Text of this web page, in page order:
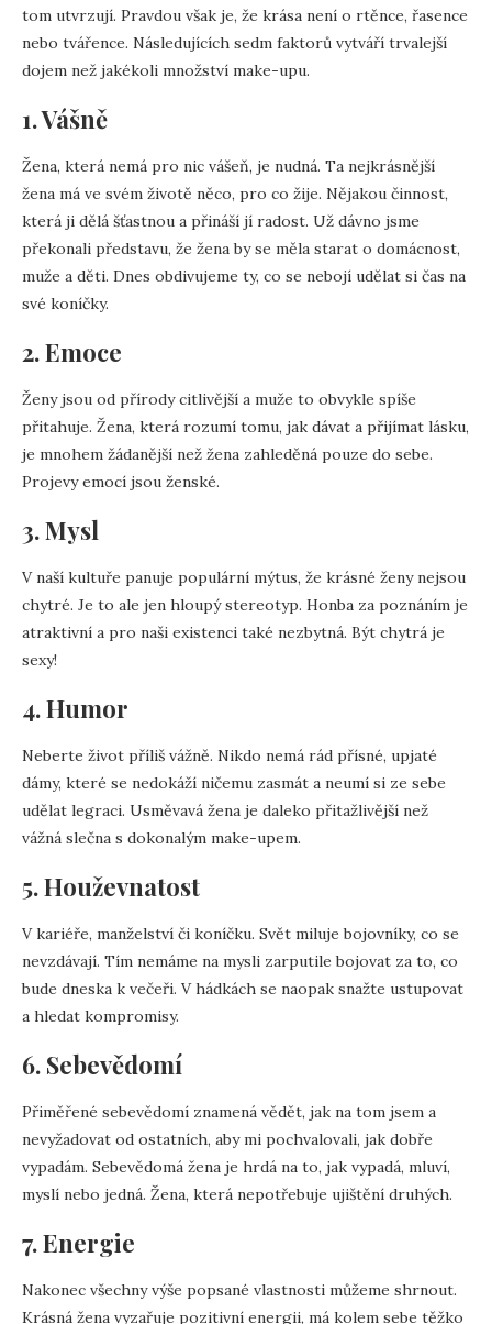
tom utvrzují. Pravdou však je, že krása není o rtěnce, řasence
nebo tvářence. Následujících sedm faktorů vytváří trvalejší
dojem než jakékoli množství make-upu.
1. Vášně
Žena, která nemá pro nic vášeň, je nudná. Ta nejkrásnější
žena má ve svém životě něco, pro co žije. Nějakou činnost,
která ji dělá šťastnou a přináší jí radost. Už dávno jsme
překonali představu, že žena by se měla starat o domácnost,
muže a děti. Dnes obdivujeme ty, co se nebojí udělat si čas na
své koníčky.
2. Emoce
Ženy jsou od přírody citlivější a muže to obvykle spíše
přitahuje. Žena, která rozumí tomu, jak dávat a přijímat lásku,
je mnohem žádanější než žena zahleděná pouze do sebe.
Projevy emocí jsou ženské.
3. Mysl
V naší kultuře panuje populární mýtus, že krásné ženy nejsou
chytré. Je to ale jen hloupý stereotyp. Honba za poznáním je
atraktivní a pro naši existenci také nezbytná. Být chytrá je
sexy!
4. Humor
Neberte život příliš vážně. Nikdo nemá rád přísné, upjaté
dámy, které se nedokáží ničemu zasmát a neumí si ze sebe
udělat legraci. Usměvavá žena je daleko přitažlivější než
vážná slečna s dokonalým make-upem.
5. Houževnatost
V kariéře, manželství či koníčku. Svět miluje bojovníky, co se
nevzdávají. Tím nemáme na mysli zarputile bojovat za to, co
bude dneska k večeři. V hádkách se naopak snažte ustupovat
a hledat kompromisy.
6. Sebevědomí
Přiměřené sebevědomí znamená vědět, jak na tom jsem a
nevyžadovat od ostatních, aby mi pochvalovali, jak dobře
vypadám. Sebevědomá žena je hrdá na to, jak vypadá, mluví,
myslí nebo jedná. Žena, která nepotřebuje ujištění druhých.
7. Energie
Nakonec všechny výše popsané vlastnosti můžeme shrnout.
Krásná žena vyzařuje pozitivní energii, má kolem sebe těžko